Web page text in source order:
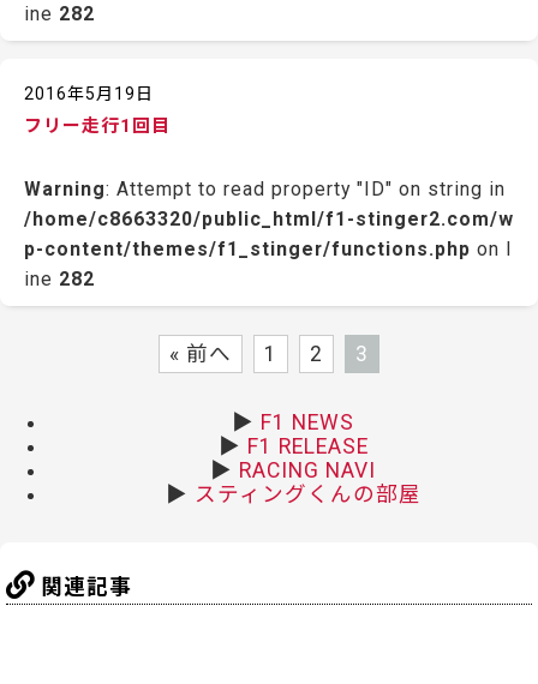
ine 282
2016年5月19日
フリー走行1回目
Warning: Attempt to read property "ID" on string in
/home/c8663320/public_html/f1-stinger2.com/w
p-content/themes/f1_stinger/functions.php on l
ine 282
« 前へ 1 2 3
▶ F1 NEWS
▶ F1 RELEASE
▶ RACING NAVI
▶ スティングくんの部屋
関連記事